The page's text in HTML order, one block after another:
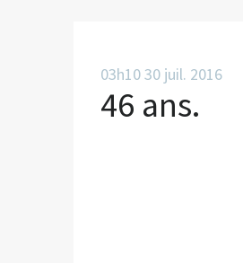
03h1030 juil. 2016
46 ans.